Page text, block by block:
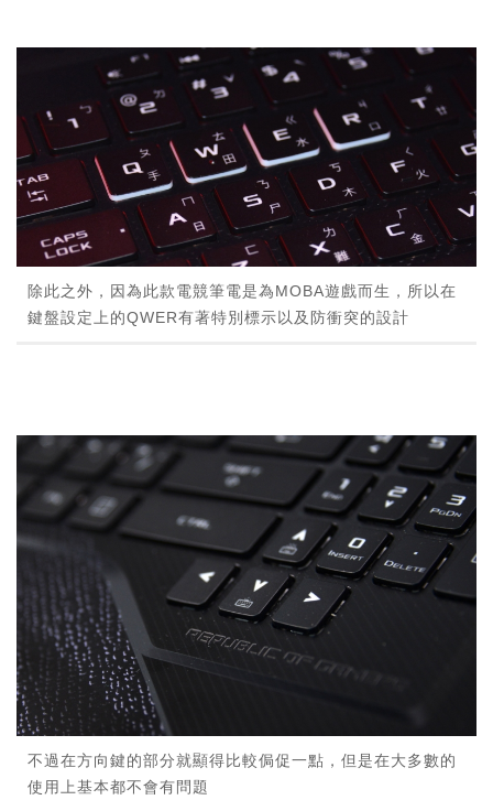
除此之外，因為此款電競筆電是為MOBA遊戲而生，所以在
鍵盤設定上的QWER有著特別標示以及防衝突的設計
不過在方向鍵的部分就顯得比較侷促一點，但是在大多數的
使用上基本都不會有問題